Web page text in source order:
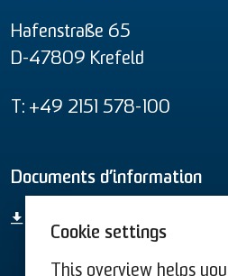
Cookie settings
This overview helps
Hafenstraße 65
D-47809 Krefeld
T: +49 2151 578-100
Documents d’information
Aperçu global des produits